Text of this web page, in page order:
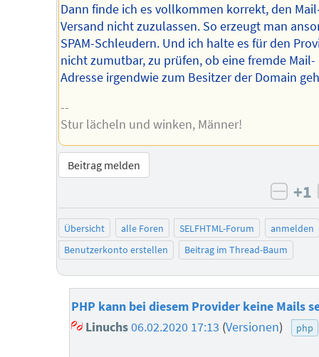
Dann finde ich es vollkommen korrekt, den
Versand nicht zuzulassen. So erzeugt man
SPAM-Schleudern. Und ich halte es für den
nicht zumutbar, zu prüfen, ob eine fremde Mail-
Adresse irgendwie zum Besitzer der Domain
--
Stur lächeln und winken, Männer!
Beitrag melden
+1
Übersicht alle Foren SELFHTML-Forum
anmelden
Benutzerkonto erstellen
Beitrag im Thread-Baum
PHP kann bei diesem Provider keine Mails
Linuchs 06.02.2020 17:13 (Versionen) php